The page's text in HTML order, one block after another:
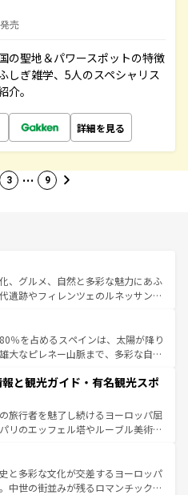
売
の聖地＆パワースポットの特徴
しぎ雑学、5人のスペシャリス
。
詳細を見る
3 … 9
、グルメ、自然と多彩な魅力にあふ
遺跡やフィレンツェのルネッサンス
しい田園風景やアマルフィ海岸の絶
逃せない。観光の合間には、本場の
品のイタリア料理を堪能することも
で、忘れられない旅をしてみよう！
情報は
％を占めるスペインは、太陽が降り
大なピレネー山脈まで、多彩な自然
は、情熱的なフラメンコ、熱気あふ
しいタパスが生活の一部となってい
洗練された雰囲気や、バルセロナの
ら、地方では古代ローマ遺跡や中世
土や気候が異なるスペインはその個
性で訪れる人を魅了する。 なお、新着のスペイン情報は コ
てほしい。
と観光ガイド・有名観光スポ
旅行者を魅了し続けるヨーロッパ屈
リのエッフェル塔やルーブル美術館
っている。華麗な宮殿、歴史的な大
そして豊かな自然が、訪れる者を心
フランスは美食の国としても知ら
と多彩な文化が交差するヨーロッパ
中世の街並みが残るロマンチック街